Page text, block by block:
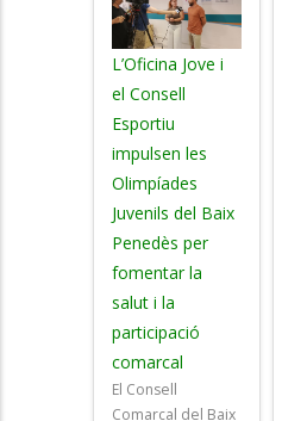
L’Oficina Jove i
el Consell
Esportiu
impulsen les
Olimpíades
Juvenils del Baix
Penedès per
fomentar la
salut i la
participació
comarcal
El Consell
Comarcal del Baix